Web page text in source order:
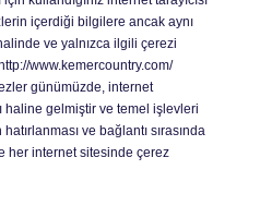
içerdiği bilgilere ancak aynı
ve yalnızca ilgili çerezi
www.kemercountry.com/
günümüzde, internet
gelmiştir ve temel işlevleri
ve bağlantı sırasında
her internet sitesinde çerez